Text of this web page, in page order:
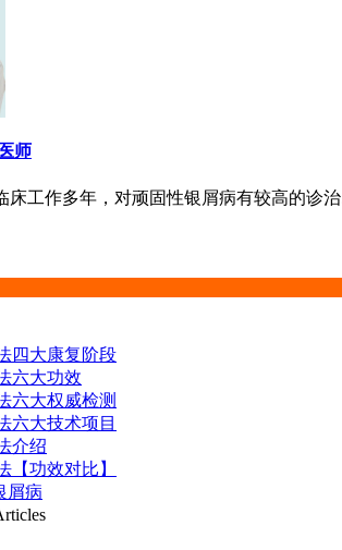
师
床工作多年，对顽固性银屑病有较高的诊治
四大康复阶段
六大功效
六大权威检测
六大技术项目
介绍
【功效对比】
屑病